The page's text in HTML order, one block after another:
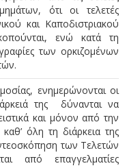
ότι οι τελετές
και Καποδιστριακού
ενώ κατά τη
των ορκιζομένων
ενημερώνονται οι
της δύνανται να
και μόνον από την
όλη τη διάρκεια της
των Τελετών
από επαγγελματίες